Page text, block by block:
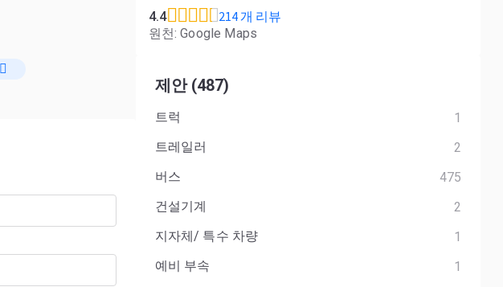
4.4 214 개 리뷰
원천: Google Maps
제안 (487)
트럭
1
트레일러
2
버스
475
건설기계
2
지자체/ 특수 차량
1
예비 부속
1